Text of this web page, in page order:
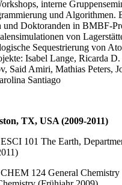
interne
und Algorithmen.
und Doktoranden in BMBF-
von
Sequestrierung von
Isabel Lange, Ricarda
Said Amiri, Mathias Peters,
Santiago
TX, USA (2009-2011)
101 The Earth,
124 General